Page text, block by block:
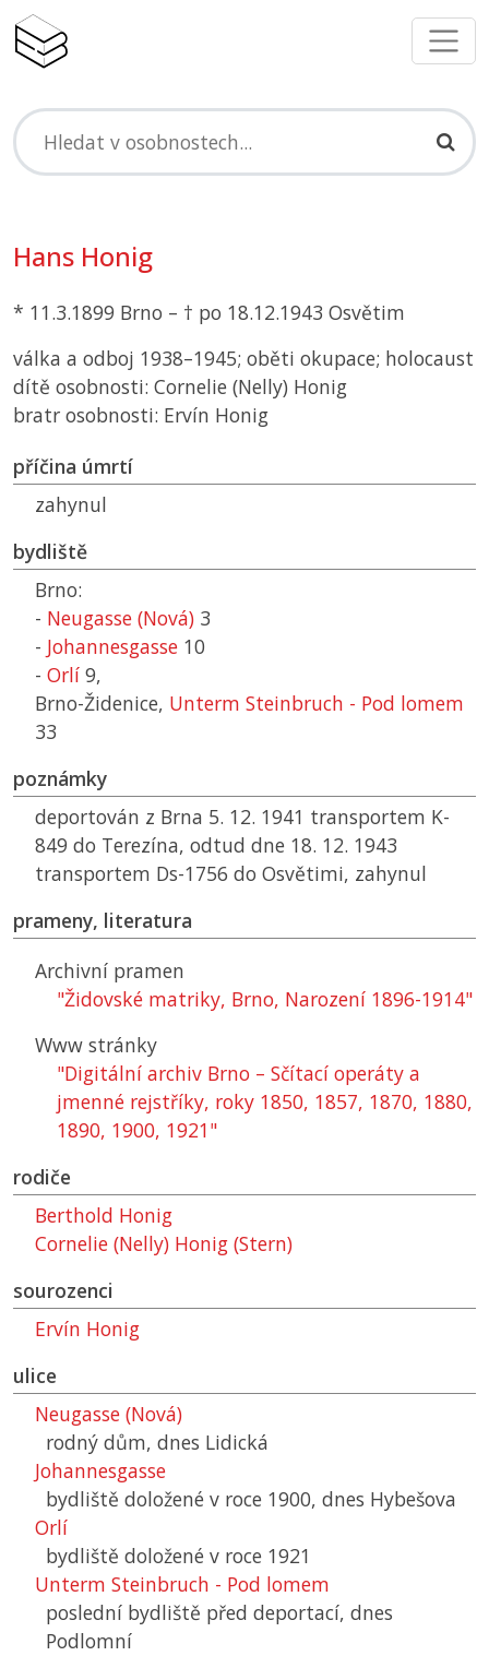
Hans Honig
* 11.3.1899 Brno – † po 18.12.1943 Osvětim
válka a odboj 1938–1945; oběti okupace; holocaust
dítě osobnosti: Cornelie (Nelly) Honig
bratr osobnosti: Ervín Honig
příčina úmrtí
zahynul
bydliště
Brno:
- Neugasse (Nová) 3
- Johannesgasse 10
- Orlí 9,
Brno-Židenice, Unterm Steinbruch - Pod lomem
33
poznámky
deportován z Brna 5. 12. 1941 transportem K-
849 do Terezína, odtud dne 18. 12. 1943
transportem Ds-1756 do Osvětimi, zahynul
prameny, literatura
Archivní pramen
"Židovské matriky, Brno, Narození 1896-1914"
Www stránky
"Digitální archiv Brno – Sčítací operáty a
jmenné rejstříky, roky 1850, 1857, 1870, 1880,
1890, 1900, 1921"
rodiče
Berthold Honig
Cornelie (Nelly) Honig (Stern)
sourozenci
Ervín Honig
ulice
Neugasse (Nová)
rodný dům, dnes Lidická
Johannesgasse
bydliště doložené v roce 1900, dnes Hybešova
Orlí
bydliště doložené v roce 1921
Unterm Steinbruch - Pod lomem
poslední bydliště před deportací, dnes
Podlomní